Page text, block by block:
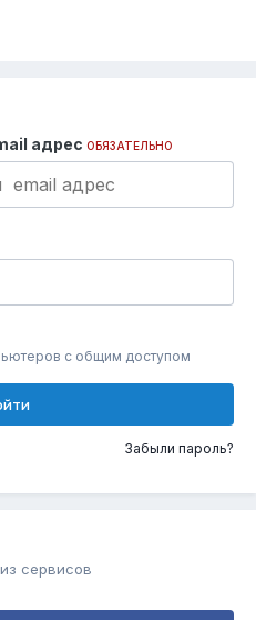
адрес ОБЯЗАТЕЛЬНО
с общим доступом
Забыли пароль?
сервисов